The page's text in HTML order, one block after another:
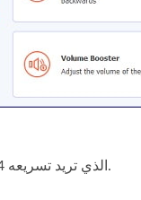
انقر زر + في شريط التفضيلات لتحميل فيديو MP4 الذي تريد تسريعه.